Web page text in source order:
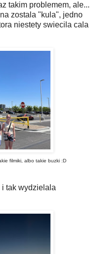
takim problemem, ale...
zostala "kula", jedno
niestety swiecila cala
filmiki, albo takie buzki :D
tak wydzielala